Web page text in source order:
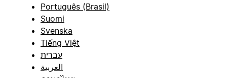
Português (Brasil)
Suomi
Svenska
Tiếng Việt
עברית
العربية